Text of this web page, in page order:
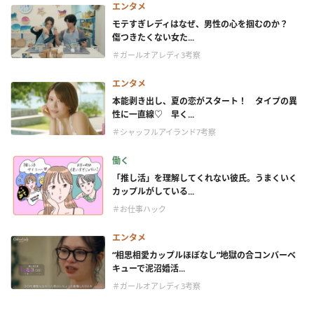
エンタメ
モテすぎレディはなぜ、男性の心を掴むのか？
傷つきたくない女た...
＃ガールオアレディ3考察
エンタメ
本能剥き出し、夏の恋がスタート！ タイプの異
性に一直線♡ 早く...
＃シャッフルアイランド7考察
働く
「推し活」を理解してくれない彼氏。うまくいく
カップルがしている...
＃お仕事ハック
エンタメ
“相思相愛カップルほぼなし”地獄の合コンバーベ
キューで泥沼婚活...
＃ガールオアレディ3考察